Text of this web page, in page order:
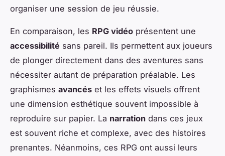
organiser une session de jeu réussie.
En comparaison, les RPG vidéo présentent une
accessibilité sans pareil. Ils permettent aux joueurs
de plonger directement dans des aventures sans
nécessiter autant de préparation préalable. Les
graphismes avancés et les effets visuels offrent
une dimension esthétique souvent impossible à
reproduire sur papier. La narration dans ces jeux
est souvent riche et complexe, avec des histoires
prenantes. Néanmoins, ces RPG ont aussi leurs